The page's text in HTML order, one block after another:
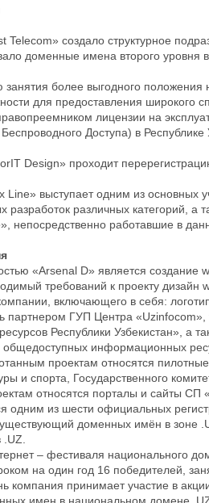
Telecom» создало структурное
доменные имена второго уровня
занятия более выгодного
для предоставления широкого
лицензии на
Доступа) в Республике
Design» проходит
выступает одним из основных
разработок различных категорий,
непосредственно работавшие в
«Arsenal D» является создание
требований к проекту дизайн
включающего в себя:
партнером ГУП Центра
Республики Узбекистан»,
информационных
проектам относятся
и спорта, Государственного
относятся порталы и сайты
одним из шести официальных
доменных имён в зоне
– фестиваля национального
на один год 16 победителей,
компания принимает участие в